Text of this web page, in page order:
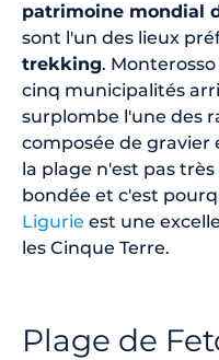
patrimoine mondial
sont l'un des lieux
trekking.
cinq municipalités
surplombe l'une des
composée de gravier
la plage n'est pas
bondée et c'est
Ligurie est une
les Cinque Terre.
Plage de